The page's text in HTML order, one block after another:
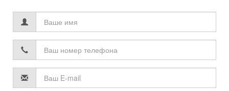
имя
*
номер
телефона